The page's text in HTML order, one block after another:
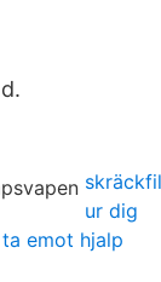
ur dig
emot hjalp